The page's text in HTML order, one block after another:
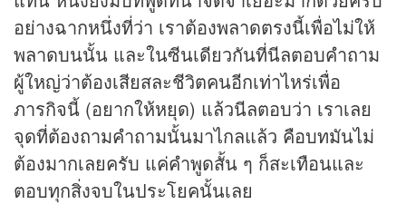
อย่างฉากหนึ่งที่ว่า เราต้องพลาดตรงนี้เพื่อไม่ให้
พลาดบนนั้น และในซีนเดียวกันที่นีลตอบคำถาม
ผู้ใหญ่ว่าต้องเสียสละชีวิตคนอีกเท่าไหร่เพื่อ
ภารกิจนี้ (อยากให้หยุด) แล้วนีลตอบว่า เราเลย
จุดที่ต้องถามคำถามนั้นมาไกลแล้ว คือบทมันไม่
ต้องมากเลยครับ แค่คำพูดสั้น ๆ ก็สะเทือนและ
ตอบทุกสิ่งจบในประโยคนั้นเลย